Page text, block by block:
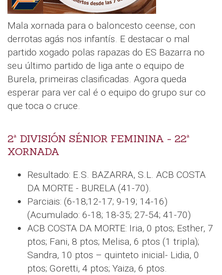
Mala xornada para o baloncesto ceense, con
derrotas agás nos infantís. E destacar o mal
partido xogado polas rapazas do ES Bazarra no
seu último partido de liga ante o equipo de
Burela, primeiras clasificadas. Agora queda
esperar para ver cal é o equipo do grupo sur co
que toca o cruce.
2ª DIVISIÓN SÉNIOR FEMININA - 22ª
XORNADA
Resultado: E.S. BAZARRA, S.L. ACB COSTA
DA MORTE - BURELA (41-70).
Parciais: (6-18;12-17; 9-19; 14-16)
(Acumulado: 6-18; 18-35; 27-54; 41-70)
ACB COSTA DA MORTE: Iria, 0 ptos; Esther, 7
ptos; Fani, 8 ptos; Melisa, 6 ptos (1 tripla);
Sandra, 10 ptos – quinteto inicial- Lidia, 0
ptos; Goretti, 4 ptos; Yaiza, 6 ptos.